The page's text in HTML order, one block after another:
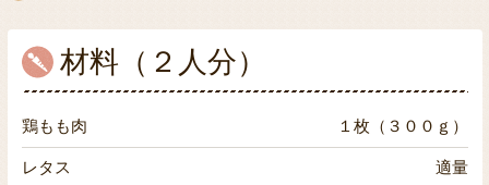
材料（２人分）
鶏もも肉 １枚（３００ｇ）
レタス 適量